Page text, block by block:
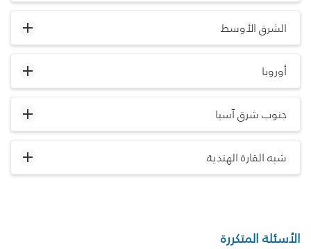
الشرق الأوسط
أوروبا
جنوب شرق آسيا
شبه القارة الهندية
الأسئلة المتكررة